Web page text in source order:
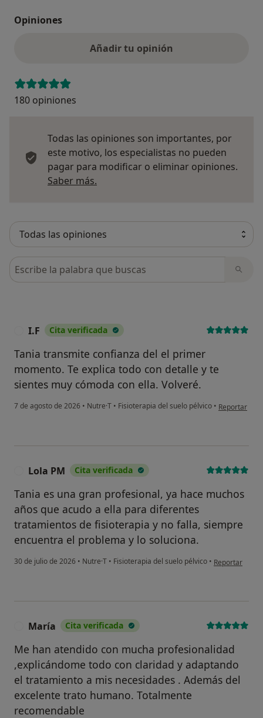
Opiniones
Añadir tu opinión
180 opiniones
Todas las opiniones son importantes, por
este motivo, los especialistas no pueden
pagar para modificar o eliminar opiniones.
Saber más.
Busca en opiniones
I.F Cita verificada
Tania transmite confianza del el primer
momento. Te explica todo con detalle y te
sientes muy cómoda con ella. Volveré.
7 de agosto de 2026 • Nutre·T • Fisioterapia del suelo pélvico • en opinión
Reportar
Lola PM Cita verificada
Tania es una gran profesional, ya hace muchos
años que acudo a ella para diferentes
tratamientos de fisioterapia y no falla, siempre
encuentra el problema y lo soluciona.
30 de julio de 2026 • Nutre·T • Fisioterapia del suelo pélvico • en opinión del
Reportar
María Cita verificada
Me han atendido con mucha profesionalidad
,explicándome todo con claridad y adaptando
el tratamiento a mis necesidades . Además del
excelente trato humano. Totalmente
recomendable